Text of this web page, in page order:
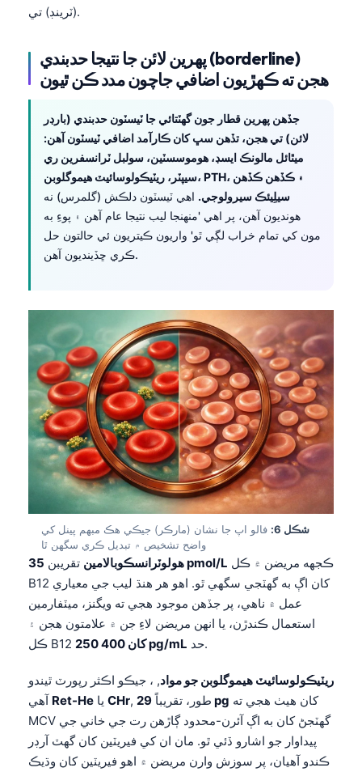
(ٽرينڊ) تي.
پهرين لائن جا نتيجا حدبندي (borderline)
هجن ته ڪهڙيون اضافي جاچون مدد ڪن ٿيون
جڏهن پهرين قطار جون گهٽتائي جا ٽيسٽون حدبندي (بارڊر
لائن) تي هجن، تڏهن سڀ کان ڪارآمد اضافي ٽيسٽون آهن:
ميٿائل مالونڪ ايسڊ، هوموسسٽين، سولبل ٽرانسفرين ري
سيپٽر، ريٽيڪولوسائيٽ هيموگلوبن، PTH، ۽ ڪڏهن ڪڏهن
سيلِيئڪ سيرولوجي. اهي ٽيسٽون دلڪش (گلمرس) نه
هونديون آهن، پر اهي 'منهنجا ليب نتيجا عام آهن ۽ پوءِ به
مون کي تمام خراب لڳي ٿو' واريون ڪيتريون ئي حالتون حل
ڪري ڇڏينديون آهن.
شڪل 6:
فالو اپ جا نشان (مارڪر) جيڪي هڪ مبهم پينل کي
واضح تشخيص ۾ تبديل ڪري سگهن ٿا
هولوٽرانسڪوبالامين تقريبن 35 pmol/L
B12 کان اڳ به گهٽجي سگهي ٿو. اهو هر هنڌ ليب جي معياري
عمل ۾ ناهي، پر جڏهن موجود هجي ته ويگنز، ميٽفارمين
استعمال ڪندڙن، يا انهن مريضن لاءِ جن ۾ علامتون هجن ۽
ڪل B12
250 کان 400 pg/mL حد.
ريٽيڪولوسائيٽ هيموگلوبن جو مواد, ، جيڪو اڪثر رپورٽ ٿيندو
آهي Ret-He CHr , طور، تقريباً 29 pg
MCV گهٽجڻ کان به اڳ آئرن-محدود ڳاڙهن رت جي خاني جي
پيداوار جو اشارو ڏئي ٿو. مان ان کي فيريٽين کان گهٽ آرڊر
ڪندو آهيان، پر سوزش وارن مريضن ۾ اهو فيريٽين کان وڌيڪ
Bahasa Indonesia
Հայերեն
Íslenska
Српски језик
Bosanski
Azərbaycan dili
Eesti
日本語
Čeština
ქართული
Русский
Lietuvių kalba
Polski
한국어
Slovenščina
Magyar
Shqip
اردو
मराठी
తెలుగు
தமிழ்
ગુજરાતી
ಕನ್ನಡ
മലയാളം
Bahasa Melayu
Tagalog